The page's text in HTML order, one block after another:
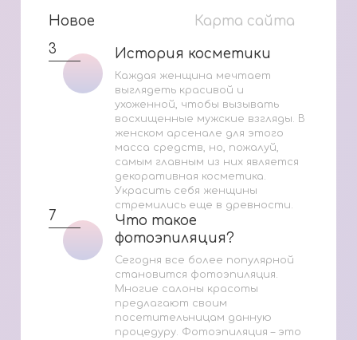
Новое
Карта сайта
3
История косметики
История косметики
Каждая женщина мечтает
выглядеть красивой и
ухоженной, чтобы вызывать
восхищенные мужские взгляды. В
женском арсенале для этого
масса средств, но, пожалуй,
самым главным из них является
декоративная косметика.
Украсить себя женщины
стремились еще в древности.
7
Что такое
фотоэпиляция?
Что такое
фотоэпиляция?
Сегодня все более популярной
становится фотоэпиляция.
Многие салоны красоты
предлагают своим
посетительницам данную
процедуру. Фотоэпиляция – это